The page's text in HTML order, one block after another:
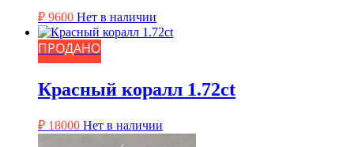
₽ 9600 Нет в наличии
ПРОДАНО
Красный коралл 1.72ct
₽ 18000 Нет в наличии